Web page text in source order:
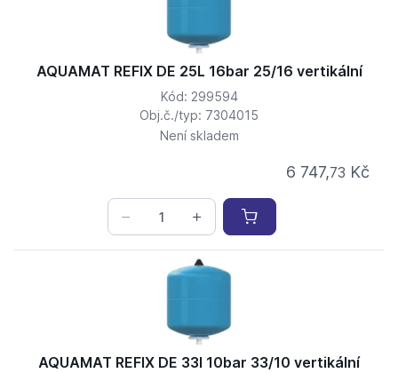
AQUAMAT REFIX DE 25L 16bar 25/16 vertikální
Kód: 299594
Obj.č./typ: 7304015
Není skladem
6 747,73 Kč
AQUAMAT REFIX DE 33l 10bar 33/10 vertikální